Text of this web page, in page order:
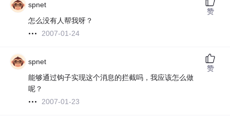
spnet
怎么没有人帮我呀？
2007-01-24
赞
spnet
能够通过钩子实现这个消息的拦截吗，我应该怎么做
呢？
2007-01-23
赞